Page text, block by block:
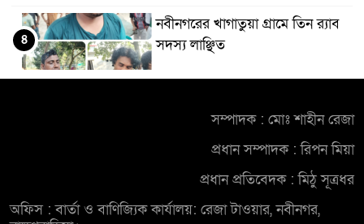
নবীনগরের খাগাতুয়া গ্রামে তিন র‍্যাব
সদস্য লাঞ্ছিত
৪
মৃত্যু; হত্যা মামলায় অভিযুক্ত ছোট
নিয়োমিত অফিস করেন না নবীনগর
পৌরসভার নির্বাহী কর্মকর্তা
সম্পাদক : মোঃ শাহীন রেজা
প্রধান সম্পাদক : রিপন মিয়া
প্রধান প্রতিবেদক : মিঠু সূত্রধর
অফিস : বার্তা ও বাণিজ্যিক কার্যালয়: রেজা টাওয়ার, নবীনগর,